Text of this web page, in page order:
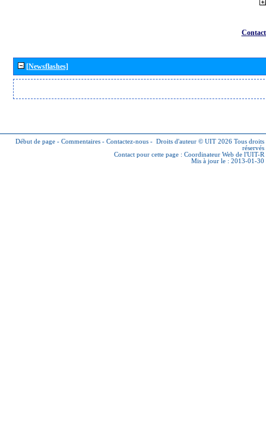
[Newsflashes]
Début de page - Commentaires - Contactez-nous - Droits d'auteur © UIT 2026 Tous droits
réservés
Contact pour cette page : Coordinateur Web de l'UIT-R
Mis à jour le : 2013-01-30